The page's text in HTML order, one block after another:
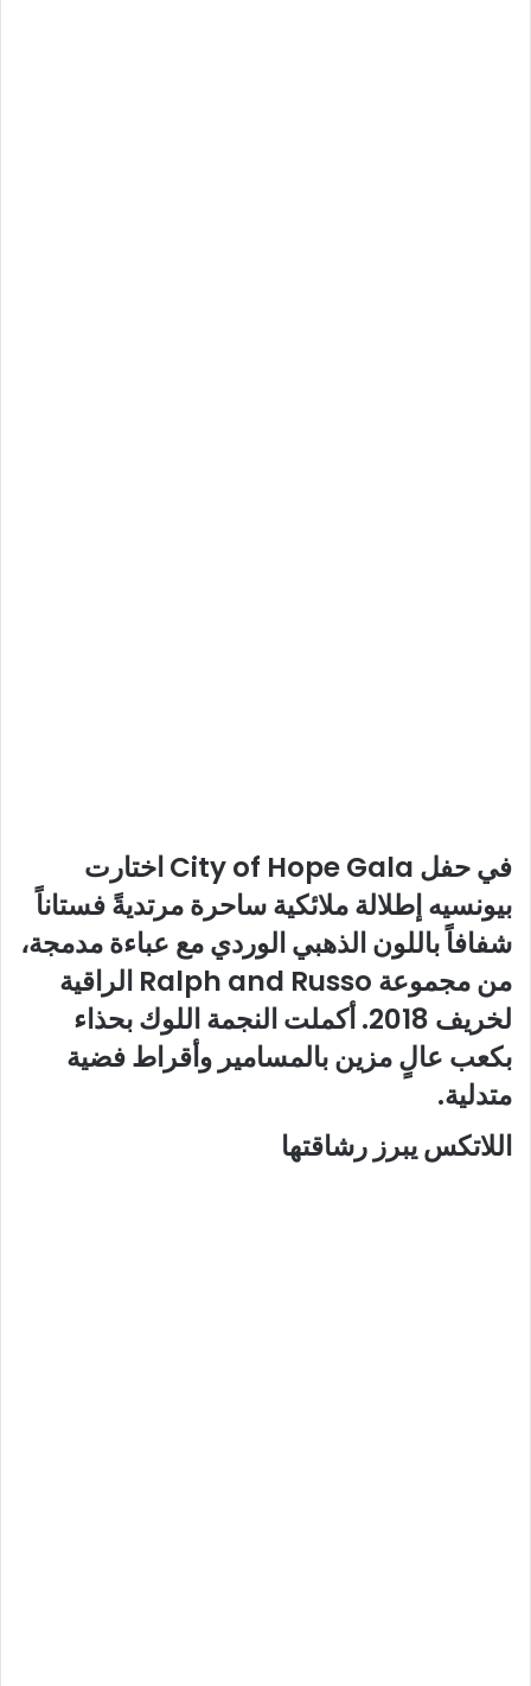
في حفل City of Hope Gala اختارت
بيونسيه إطلالة ملائكية ساحرة مرتديةً فستاناً
شفافاً باللون الذهبي الوردي مع عباءة مدمجة،
من مجموعة Ralph and Russo الراقية
لخريف 2018. أكملت النجمة اللوك بحذاء
بكعب عالٍ مزين بالمسامير وأقراط فضية
متدلية.
اللاتكس يبرز رشاقتها